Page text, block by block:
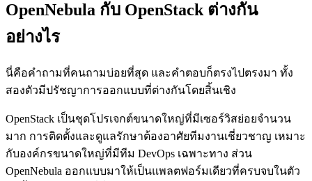
OpenNebula กับ OpenStack ต่างกัน
อย่างไร
นี่คือคำถามที่คนถามบ่อยที่สุด และคำตอบก็ตรงไปตรงมา ทั้ง
สองตัวมีปรัชญาการออกแบบที่ต่างกันโดยสิ้นเชิง
OpenStack เป็นชุดโปรเจกต์ขนาดใหญ่ที่มีเซอร์วิสย่อยจำนวน
มาก การติดตั้งและดูแลรักษาต้องอาศัยทีมงานเชี่ยวชาญ เหมาะ
กับองค์กรขนาดใหญ่ที่มีทีม DevOps เฉพาะทาง ส่วน
OpenNebula ออกแบบมาให้เป็นแพลตฟอร์มเดียวที่ครบจบในตัว